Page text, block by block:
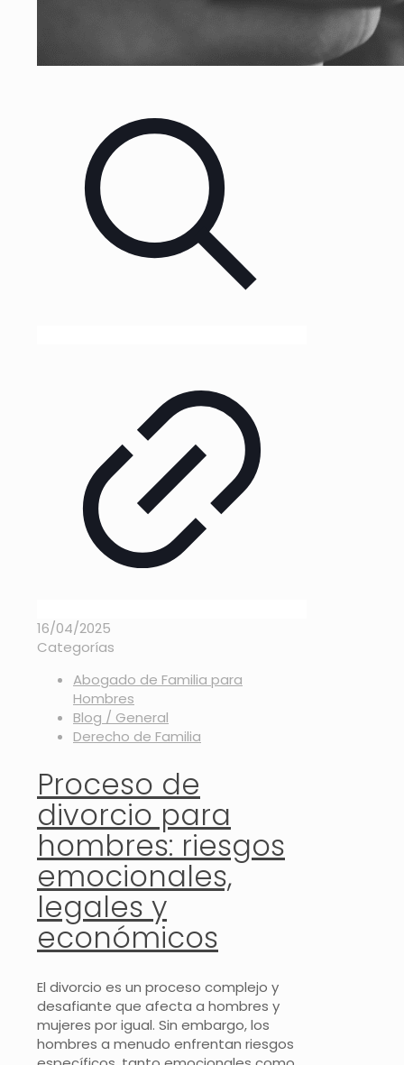
16/04/2025
Categorías
Abogado de Familia para
Hombres
Blog / General
Derecho de Familia
Proceso de
divorcio para
hombres: riesgos
emocionales,
legales y
económicos
El divorcio es un proceso complejo y
desafiante que afecta a hombres y
mujeres por igual. Sin embargo, los
hombres a menudo enfrentan riesgos